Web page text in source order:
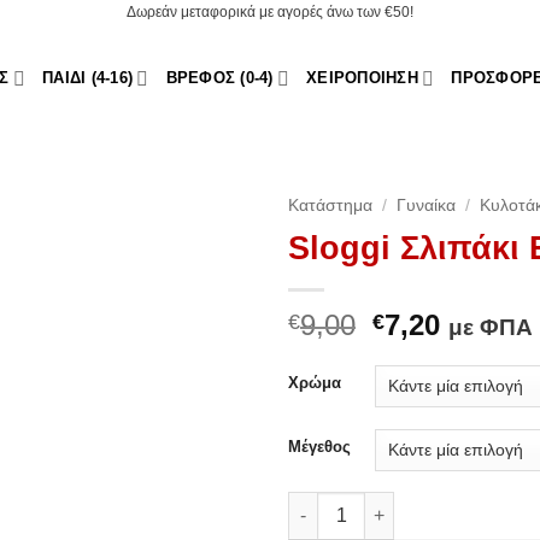
Δωρεάν μεταφορικά με αγορές άνω των €50!
ΠΑΙΔΊ (4-16) ΒΡΈΦΟΣ (0-4) ΧΕΙΡΟΠΟΊΗΣΗ
Κατάστημα / Γυναίκα /
Sloggi Σλιπάκι
€9,00 Original
was:
€9,00.
€7,20Η
τιμή
είναι:
€7,20.
με ΦΠΑ
Χρώμα
Μέγεθος
Sloggi Σλιπάκι Ever Ease Tai